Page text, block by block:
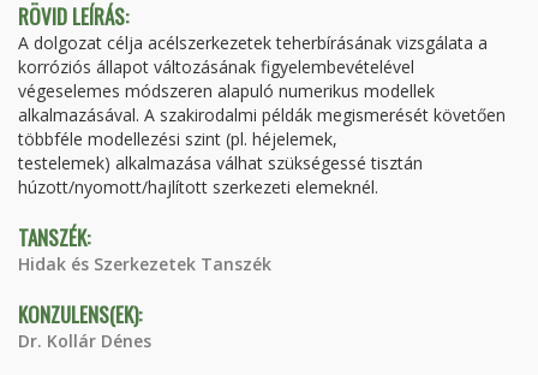
RÖVID LEÍRÁS:
A dolgozat célja acélszerkezetek teherbírásának vizsgálata a
korróziós állapot változásának figyelembevételével
végeselemes módszeren alapuló numerikus modellek
alkalmazásával. A szakirodalmi példák megismerését követően
többféle modellezési szint (pl. héjelemek,
testelemek) alkalmazása válhat szükségessé tisztán
húzott/nyomott/hajlított szerkezeti elemeknél.
TANSZÉK:
Hidak és Szerkezetek Tanszék
KONZULENS(EK):
Dr. Kollár Dénes